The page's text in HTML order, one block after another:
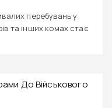
перебувань у
та інших комах стає
До Військового